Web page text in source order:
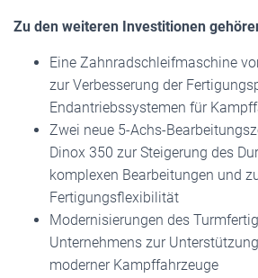
Zu den weiteren Investitionen
Eine Zahnradschleifmaschine
zur Verbesserung der
Endantriebssystemen für
Zwei neue 5-Achs-
Dinox 350 zur Steigerung des
komplexen Bearbeitungen und
Fertigungsflexibilität
Modernisierungen des
Unternehmens zur
moderner Kampffahrzeuge